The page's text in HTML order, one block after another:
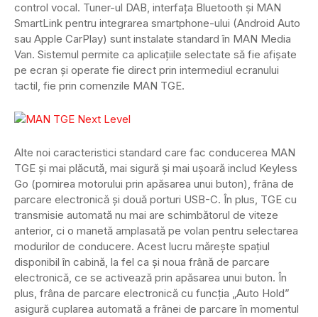
control vocal. Tuner-ul DAB, interfața Bluetooth și MAN
SmartLink pentru integrarea smartphone-ului (Android Auto
sau Apple CarPlay) sunt instalate standard în MAN Media
Van. Sistemul permite ca aplicațiile selectate să fie afișate
pe ecran și operate fie direct prin intermediul ecranului
tactil, fie prin comenzile MAN TGE.
Alte noi caracteristici standard care fac conducerea MAN
TGE și mai plăcută, mai sigură și mai ușoară includ Keyless
Go (pornirea motorului prin apăsarea unui buton), frâna de
parcare electronică și două porturi USB-C. În plus, TGE cu
transmisie automată nu mai are schimbătorul de viteze
anterior, ci o manetă amplasată pe volan pentru selectarea
modurilor de conducere. Acest lucru mărește spațiul
disponibil în cabină, la fel ca și noua frână de parcare
electronică, ce se activează prin apăsarea unui buton. În
plus, frâna de parcare electronică cu funcția „Auto Hold”
asigură cuplarea automată a frânei de parcare în momentul